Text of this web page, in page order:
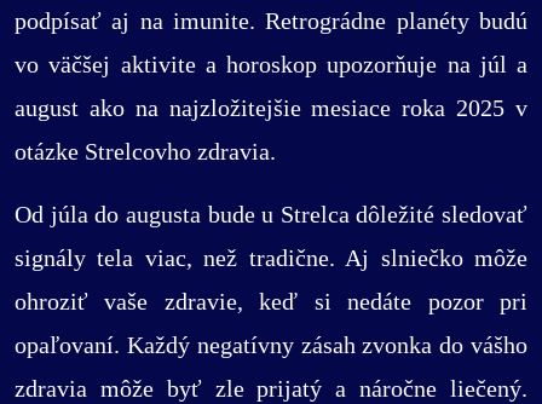
podpísať aj na imunite. Retrográdne planéty budú
vo väčšej aktivite a horoskop upozorňuje na júl a
august ako na najzložitejšie mesiace roka 2025 v
otázke Strelcovho zdravia.
Od júla do augusta bude u Strelca dôležité sledovať
signály tela viac, než tradične. Aj slniečko môže
ohroziť vaše zdravie, keď si nedáte pozor pri
opaľovaní. Každý negatívny zásah zvonka do vášho
zdravia môže byť zle prijatý a náročne liečený.